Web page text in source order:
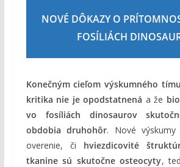
NOVÉ DÔKAZY O
FOSÍLIÁCH
Konečným cieľom výskumného tímu
kritika nie je opodstatnená a že
vo fosíliách dinosaurov
obdobia druhohôr. Nové
overenie, či hviezdicovité
tkanine sú skutočne osteocyty,